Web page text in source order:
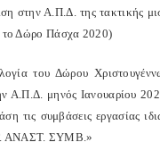
στην Α.Π.Δ. της τακτικής
το Δώρο Πάσχα 2020)
του Δώρου
Α.Π.Δ. μηνός Ιανουαρίου
τις συμβάσεις εργασίας
ΑΝΑΣΤ. ΣΥΜΒ.»